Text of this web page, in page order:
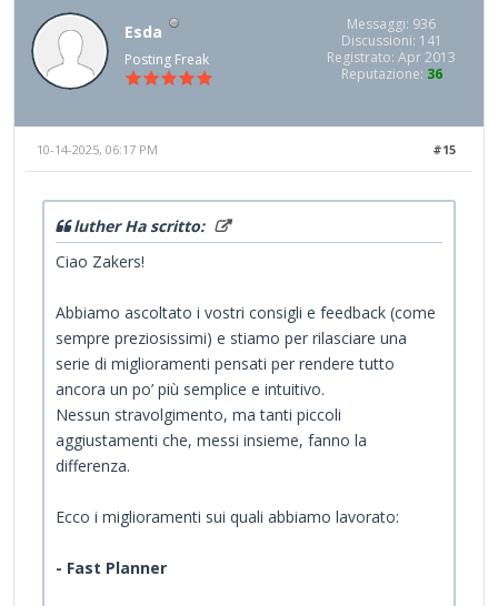
Esda
Posting Freak
Messaggi: 936
Discussioni: 141
Registrato: Apr 2013
Reputazione: 36
#15
10-14-2025, 06:17 PM
luther Ha scritto:
Ciao Zakers!
Abbiamo ascoltato i vostri consigli e feedback (come
sempre preziosissimi) e stiamo per rilasciare una
serie di miglioramenti pensati per rendere tutto
ancora un po’ più semplice e intuitivo.
Nessun stravolgimento, ma tanti piccoli
aggiustamenti che, messi insieme, fanno la
differenza.
Ecco i miglioramenti sui quali abbiamo lavorato:
- Fast Planner